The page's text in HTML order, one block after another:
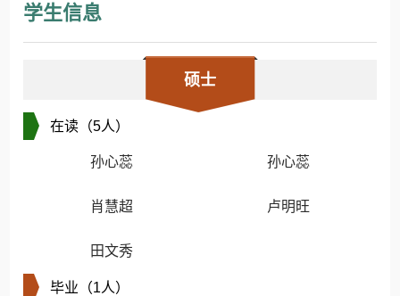
学生信息
硕士
在读（5人）
孙心蕊 孙心蕊
肖慧超 卢明旺
田文秀
毕业（1人）